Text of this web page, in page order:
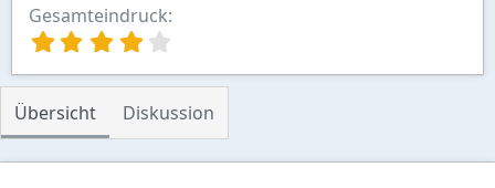
Gesamteindruck
0
0
S
t
e
Übersicht Diskussion